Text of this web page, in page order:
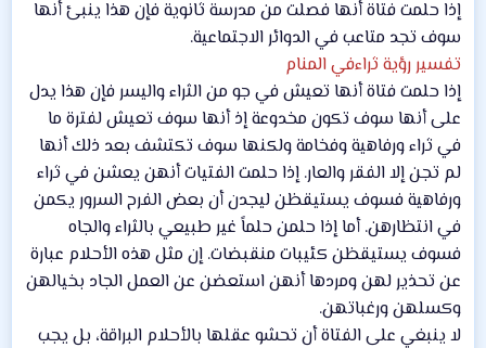
إذا حلمت فتاة أنها فصلت من مدرسة ثانوية فإن هذا ينبئ أنها
سوف تجد متاعب في الدوائر الاجتماعية.
تفسير رؤية ثراءفي المنام
إذا حلمت فتاة أنها تعيش في جو من الثراء واليسر فإن هذا يدل
على أنها سوف تكون مخدوعة إذ أنها سوف تعيش لفترة ما
في ثراء ورفاهية وفخامة ولكنها سوف تكتشف بعد ذلك أنها
لم تجن إلا الفقر والعار. إذا حلمت الفتيات أنهن يعشن في ثراء
ورفاهية فسوف يستيقظن ليجدن أن بعض الفرح السرور يكمن
في انتظارهن. أما إذا حلمن حلماً غير طبيعي بالثراء والجاه
فسوف يستيقظن كئيبات منقبضات. إن مثل هذه الأحلام عبارة
عن تحذير لهن ومردها أنهن استعضن عن العمل الجاد بخيالهن
وكسلهن ورغباتهن.
لا ينبغي على الفتاة أن تحشو عقلها بالأحلام البراقة، بل يجب